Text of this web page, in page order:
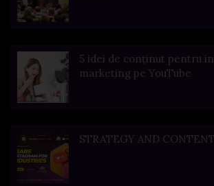
5 idei de conținut pentru
marketing pe YouTube
STRATEGY AND CONTENT